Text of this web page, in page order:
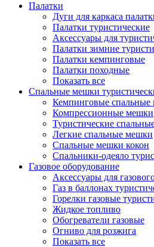
Палатки
Дуги для каркаса
Палатки туристические
Аксессуары для
Палатки зимние
Палатки кемпинговые
Палатки походные
Показать все
Спальные мешки
Кемпинговые спальные
Компрессионные мешки
Туристические
Легкие спальные мешки
Спальные мешки кокон
Спальники-одеяло
Газовое оборудование
Аксессуары для
Газ в баллонах
Горелки газовые
Жидкое топливо
Обогреватели газовые
Огниво для розжига
Показать все